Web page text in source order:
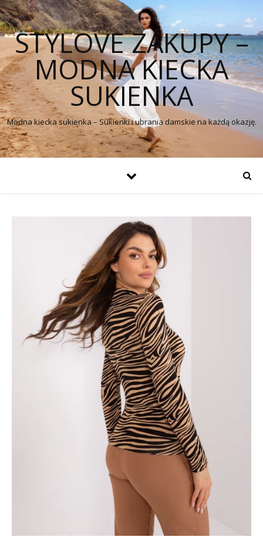
STYLOVE ZAKUPY –
MODNA KIECKA
SUKIENKA
Modna kiecka sukienka – Sukienki i ubrania damskie na każdą okazję.